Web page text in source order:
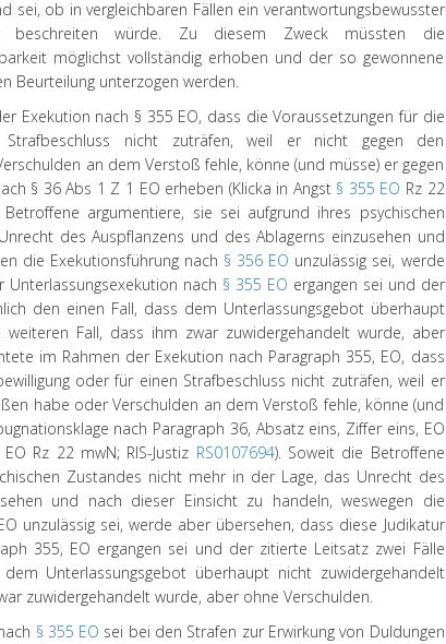
sei, ob in vergleichbaren Fällen ein verantwortungsbewusster
beschreiten würde. Zu diesem Zweck müssten die
möglichst vollständig erhoben und der so gewonnene
Beurteilung unterzogen werden.
Exekution nach § 355 EO, dass die Voraussetzungen für die
Strafbeschluss nicht zuträfen, weil er nicht gegen den
an dem Verstoß fehle, könne (und müsse) er gegen
§ 36 Abs 1 Z 1 EO erheben (Klicka in Angst § 355 EO Rz 22
argumentiere, sie sei aufgrund ihres psychischen
des Auspflanzens und des Ablagerns einzusehen und
die Exekutionsführung nach § 356 EO unzulässig sei, werde
nach § 355 EO ergangen sei und der
den einen Fall, dass dem Unterlassungsgebot überhaupt
Fall, dass ihm zwar zuwidergehandelt wurde, aber
im Rahmen der Exekution nach Paragraph 355, EO, dass
oder für einen Strafbeschluss nicht zuträfen, weil er
habe oder Verschulden an dem Verstoß fehle, könne (und
nach Paragraph 36, Absatz eins, Ziffer eins, EO
Rz 22 mwN; RIS-Justiz RS0107694). Soweit die Betroffene
Zustandes nicht mehr in der Lage, das Unrecht des
und nach dieser Einsicht zu handeln, weswegen die
unzulässig sei, werde aber übersehen, dass diese Judikatur
355, EO ergangen sei und der zitierte Leitsatz zwei Fälle
Unterlassungsgebot überhaupt nicht zuwidergehandelt
zuwidergehandelt wurde, aber ohne Verschulden.
§ 355 EO sei bei den Strafen zur Erwirkung von Duldungen